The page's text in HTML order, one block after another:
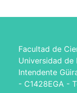
Facultad de
Universidad de
Intendente
- C1428EGA -